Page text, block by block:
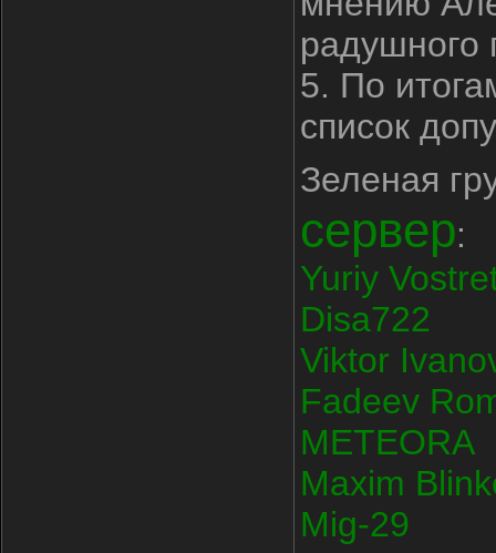
радушного
5. По
список
Зеленая
сервер:
Yuriy
Disa722
Viktor
Fadeev
METEORA
Maxim
Mig-29